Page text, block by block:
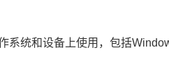
统和设备上使用，包括